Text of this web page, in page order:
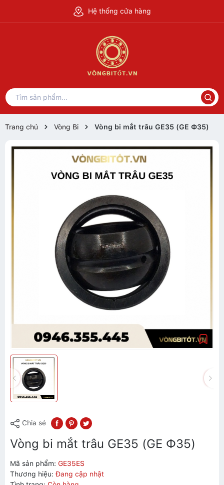
Hệ thống cửa hàng
Trang chủ Vòng Bi Vòng bi mắt trâu GE35 (GE Ф35)
Chia sẻ
Vòng bi mắt trâu GE35 (GE Ф35)
Mã sản phẩm: GE35ES
Thương hiệu: Đang cập nhật